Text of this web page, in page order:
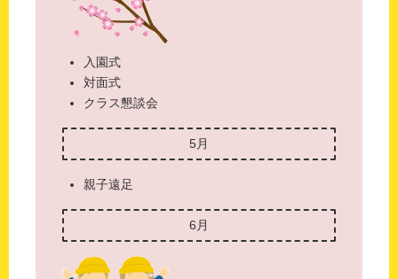
入園式
対面式
クラス懇談会
5月
親子遠足
6月